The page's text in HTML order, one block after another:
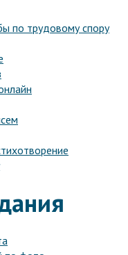
по трудовому спору